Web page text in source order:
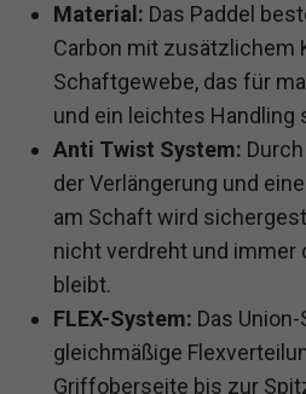
Material: Das Paddel
Carbon mit zusätzlichem
Schaftgewebe, das für
und ein leichtes Handling
Anti Twist System:
der Verlängerung und
am Schaft wird
nicht verdreht und
bleibt.
FLEX-System: Das
gleichmäßige
Griffoberseite bis zur